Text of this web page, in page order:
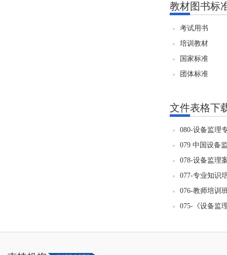
教材图书标
考试用书
培训教材
国家标准
团体标准
文件表格下
080-设备监理
079 中国设备
078-设备监理
077-专业知识
076-教师培训
075-《设备监